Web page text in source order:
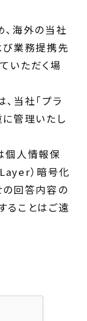
、海外の当社
び業務提携先
いただく場
当社「プラ
管理いたし
個人情報保
）暗号化
の回答内容の
ることはご遠